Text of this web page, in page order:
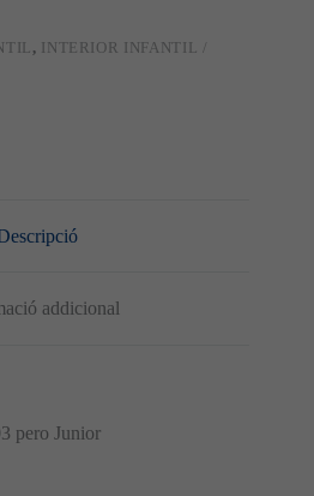
, INTERIOR INFANTIL /
addicional
pero Junior